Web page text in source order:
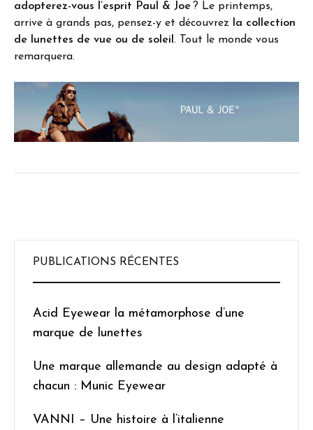
adopterez-vous l’esprit Paul & Joe? Le printemps,
arrive à grands pas, pensez-y et découvrez la collection
de lunettes de vue ou de soleil. Tout le monde vous
remarquera.
PUBLICATIONS RÉCENTES
Acid Eyewear la métamorphose d’une
marque de lunettes
Une marque allemande au design adapté à
chacun : Munic Eyewear
VANNI – Une histoire à l’italienne